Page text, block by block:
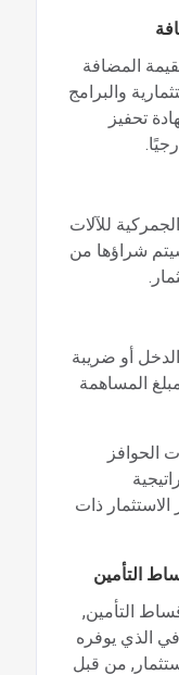
المضافة
والبرامج
تحفيز
للآلات
شراؤها من
أو ضريبة
المساهمة
الحوافز
ذات
التأمين
التأمين,
الذي يوفره
من قبل